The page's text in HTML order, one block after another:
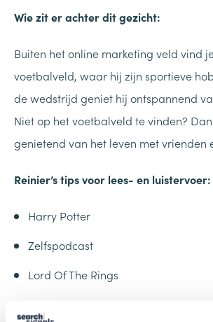
Wie zit er achter dit gezicht:
Buiten het online marketing veld vind
voetbalveld, waar hij zijn sportieve
de wedstrijd geniet hij ontspannend
Niet op het voetbalveld te vinden?
genietend van het leven met vrienden
Reinier’s tips voor lees- en luistervoer:
Harry Potter
Zelfspodcast
Lord Of The Rings
Mijn spotify lijst voor winnaars: